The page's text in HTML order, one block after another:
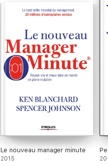
Le nouveau manager minute
2015